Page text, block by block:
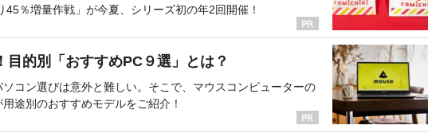
45％増量作戦」が今夏、シリーズ初の年2回開催！
目的別「おすすめPC９選」とは？
ソコン選びは意外と難しい。そこで、マウスコンピューターの
途別のおすすめモデルをご紹介！